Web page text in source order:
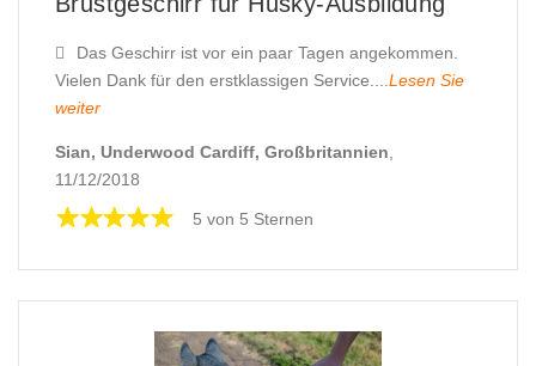
Das Geschirr ist vor ein paar Tagen angekommen.
Vielen Dank für den erstklassigen Service....Lesen Sie
weiter
Sian, Underwood Cardiff, Großbritannien
11/12/2018
5 von 5 Sternen